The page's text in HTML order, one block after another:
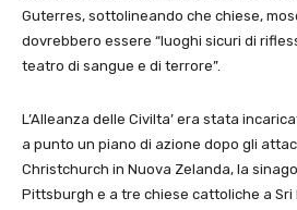
Guterres, sottolineando che chiese,
dovrebbero essere “luoghi sicuri di
teatro di sangue e di terrore”.
L’Alleanza delle Civilta’ era stata
a punto un piano di azione dopo gli
Christchurch in Nuova Zelanda, la
Pittsburgh e a tre chiese cattoliche a Sri